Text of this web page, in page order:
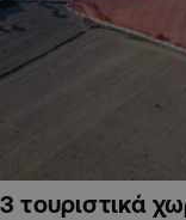
3 τουριστικά